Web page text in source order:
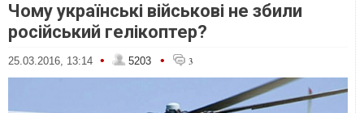
Чому українські військові не збили
російський гелікоптер?
25.03.2016, 13:14 • 5203 • 3